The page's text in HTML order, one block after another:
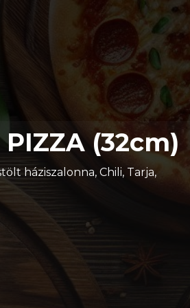
(32cm)
háziszalonna, Chili, Tarja,